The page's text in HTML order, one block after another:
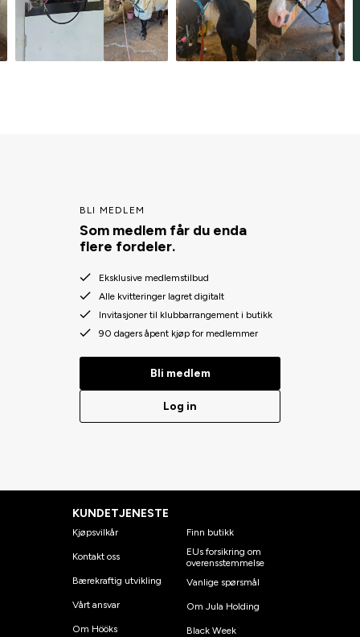
BLI MEDLEM
Som medlem får du enda
flere fordeler.
Eksklusive medlemstilbud
Alle kvitteringer lagret digitalt
Invitasjoner til klubbarrangement i butikk
90 dagers åpent kjøp for medlemmer
Bli medlem
Log in
KUNDETJENESTE
Kjøpsvilkår
Kontakt oss
Bærekraftig utvikling
Vårt ansvar
Om Hööks
Finn butikk
EUs forsikring om
overensstemmelse
Vanlige spørsmål
Om Jula Holding
Black Week